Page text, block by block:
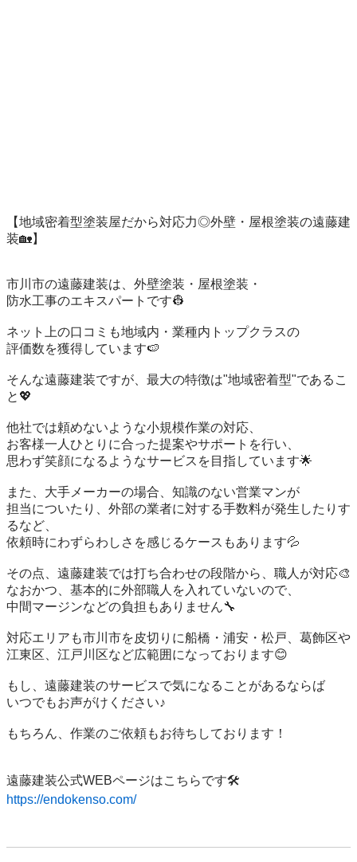
【地域密着型塗装屋だから対応力◎外壁・屋根塗装の遠藤建
装🏡】
市川市の遠藤建装は、外壁塗装・屋根塗装・
防水工事のエキスパートです👷‍
ネット上の口コミも地域内・業種内トップクラスの
評価数を獲得しています🍉
そんな遠藤建装ですが、最大の特徴は"地域密着型"であるこ
と💖
他社では頼めないような小規模作業の対応、
お客様一人ひとりに合った提案やサポートを行い、
思わず笑顔になるようなサービスを目指しています🌟
また、大手メーカーの場合、知識のない営業マンが
担当についたり、外部の業者に対する手数料が発生したりす
るなど、
依頼時にわずらわしさを感じるケースもあります💦
その点、遠藤建装では打ち合わせの段階から、職人が対応🎨
なおかつ、基本的に外部職人を入れていないので、
中間マージンなどの負担もありません🔧
対応エリアも市川市を皮切りに船橋・浦安・松戸、葛飾区や
江東区、江戸川区など広範囲になっております😊
もし、遠藤建装のサービスで気になることがあるならば
いつでもお声がけください♪
もちろん、作業のご依頼もお待ちしております！
https://endokenso.com/